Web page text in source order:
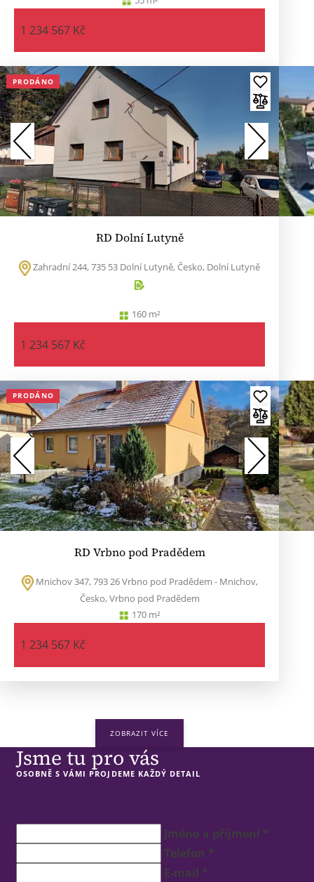
1 234 567 Kč
PRODÁNO
RD Dolní Lutyně
Zahradní 244, 735 53 Dolní Lutyně, Česko, Dolní Lutyně
160 m²
1 234 567 Kč
PRODÁNO
RD Vrbno pod Pradědem
Mnichov 347, 793 26 Vrbno pod Pradědem - Mnichov,
Česko, Vrbno pod Pradědem
170 m²
1 234 567 Kč
ZOBRAZIT VÍCE
Jsme tu pro vás
OSOBNĚ S VÁMI PROJDEME KAŽDÝ DETAIL
Jméno a příjmení *
Telefon *
E-mail *